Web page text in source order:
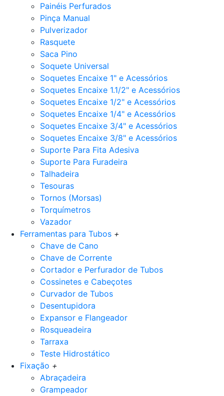
Painéis Perfurados
Pinça Manual
Pulverizador
Rasquete
Saca Pino
Soquete Universal
Soquetes Encaixe 1" e Acessórios
Soquetes Encaixe 1.1/2" e Acessórios
Soquetes Encaixe 1/2" e Acessórios
Soquetes Encaixe 1/4" e Acessórios
Soquetes Encaixe 3/4" e Acessórios
Soquetes Encaixe 3/8" e Acessórios
Suporte Para Fita Adesiva
Suporte Para Furadeira
Talhadeira
Tesouras
Tornos (Morsas)
Torquímetros
Vazador
Ferramentas para Tubos +
Chave de Cano
Chave de Corrente
Cortador e Perfurador de Tubos
Cossinetes e Cabeçotes
Curvador de Tubos
Desentupidora
Expansor e Flangeador
Rosqueadeira
Tarraxa
Teste Hidrostático
Fixação +
Abraçadeira
Grampeador